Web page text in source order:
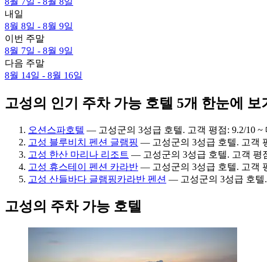
내일
8월 8일 - 8월 9일
이번 주말
8월 7일 - 8월 9일
다음 주말
8월 14일 - 8월 16일
고성의 인기 주차 가능 호텔 5개 한눈에 보
오션스파호텔 — 고성군의 3성급 호텔. 고객 평점: 9.2/10 ~
고성 블루비치 펜션 글램핑 — 고성군의 3성급 호텔. 고객
고성 한산 마리나 리조트 — 고성군의 3성급 호텔. 고객 평
고성 휴스테이 펜션 카라반 — 고성군의 3성급 호텔. 고객
고성 산들바다 글램핑카라반 펜션 — 고성군의 3성급 호텔.
고성의 주차 가능 호텔